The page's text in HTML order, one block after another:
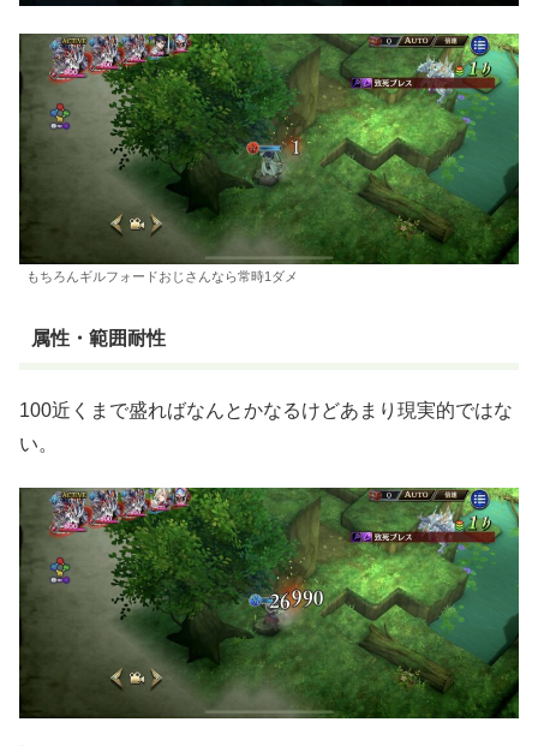
もちろんギルフォードおじさんなら常時1ダメ
属性・範囲耐性
100近くまで盛ればなんとかなるけどあまり現実的ではな
い。